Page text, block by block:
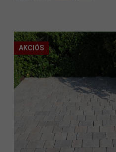
AKCIÓS